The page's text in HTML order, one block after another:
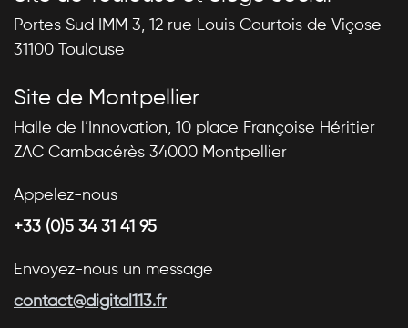
Portes Sud IMM 3, 12 rue Louis Courtois de Viçose
31100 Toulouse
Site de Montpellier
Halle de l’Innovation, 10 place Françoise Héritier
ZAC Cambacérès 34000 Montpellier
Appelez-nous
+33 (0)5 34 31 41 95
Envoyez-nous un message
contact@digital113.fr